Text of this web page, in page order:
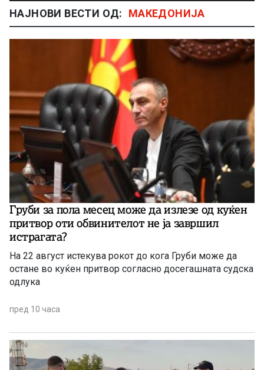
НАЈНОВИ ВЕСТИ ОД: МАКЕДОНИЈА
Груби за пола месец може да излезе од куќен
притвор оти обвинителот не ја завршил
истрагата?
На 22 август истекува рокот до кога Груби може да
остане во куќен притвор согласно досегашната судска
одлука
пред 10 часа